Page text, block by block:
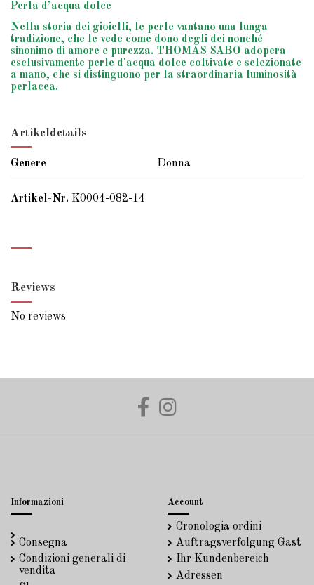
Perla d’acqua dolce
Nella storia dei gioielli, le perle vantano una lunga
tradizione, che le vede come dono degli dei nonché
sinonimo di amore e purezza. THOMAS SABO adopera
esclusivamente perle d'acqua dolce coltivate e selezionate
a mano, che si distinguono per la straordinaria luminosità
perlacea.
Artikeldetails
Genere Donna
Artikel-Nr. K0004-082-14
Reviews
No reviews
Informazioni
Consegna
Condizioni generali di
vendita
Account
Cronologia ordini
Auftragsverfolgung Gast
Ihr Kundenbereich
Adressen